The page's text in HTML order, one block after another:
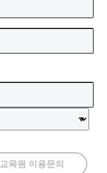
교육원 이용문의